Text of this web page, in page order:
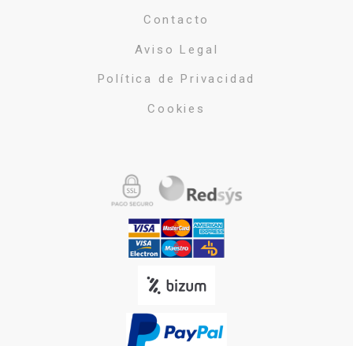
Contacto
Aviso Legal
Política de Privacidad
Cookies